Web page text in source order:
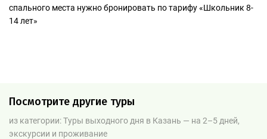
спального места нужно бронировать по тарифу «Школьник 8-
14 лет»
Посмотрите другие туры
из категории: Туры выходного дня в Казань — на 2–5 дней,
экскурсии и проживание